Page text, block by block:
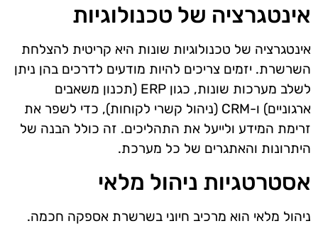
אינטגרציה של טכנולוגיות
אינטגרציה של טכנולוגיות שונות היא קריטית להצלחת
השרשרת. יזמים צריכים להיות מודעים לדרכים בהן ניתן
לשלב מערכות שונות, כגון ERP (תכנון משאבים
ארגוניים) ו-CRM (ניהול קשרי לקוחות), כדי לשפר את
זרימת המידע ולייעל את התהליכים. זה כולל הבנה של
היתרונות והאתגרים של כל מערכת.
אסטרטגיות ניהול מלאי
ניהול מלאי הוא מרכיב חיוני בשרשרת אספקה חכמה.